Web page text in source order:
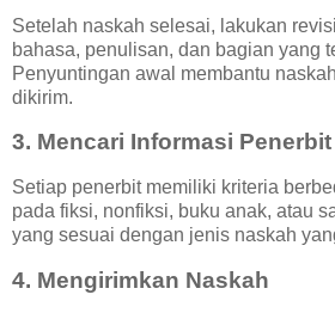
Setelah naskah selesai, lakukan
bahasa, penulisan, dan bagian yang
Penyuntingan awal membantu
dikirim.
3. Mencari Informasi Penerbit
Setiap penerbit memiliki kriteria
pada fiksi, nonfiksi, buku anak, atau
yang sesuai dengan jenis naskah
4. Mengirimkan Naskah